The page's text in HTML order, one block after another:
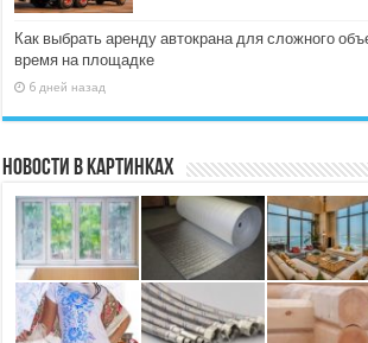
Как выбрать аренду автокрана для сложного
время на площадке
6 дней назад
Новости в картинках